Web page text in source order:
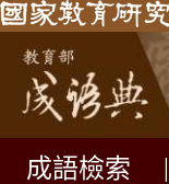
成語檢索